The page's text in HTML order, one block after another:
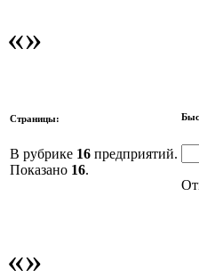
Страницы:
В рубрике 16 предприятий.
Показано 16.